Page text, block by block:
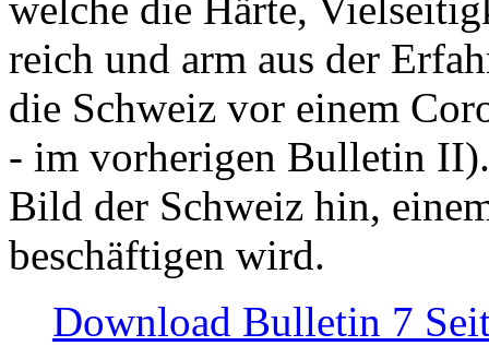
reich und arm aus der
die Schweiz vor einem
- im vorherigen Bulletin
Bild der Schweiz hin,
beschäftigen wird.
Download Bulletin 7